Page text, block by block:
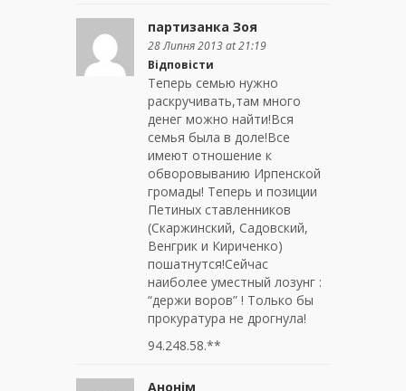
партизанка Зоя
28 Липня 2013 at 21:19
Відповісти
Теперь семью нужно
раскручивать,там много
денег можно найти!Вся
семья была в доле!Все
имеют отношение к
обворовыванию Ирпенской
громады! Теперь и позиции
Петиных ставленников
(Скаржинский, Садовский,
Венгрик и Кириченко)
пошатнутся!Сейчас
наиболее уместный лозунг :
“держи воров” ! Только бы
прокуратура не дрогнула!
94.248.58.**
Анонім